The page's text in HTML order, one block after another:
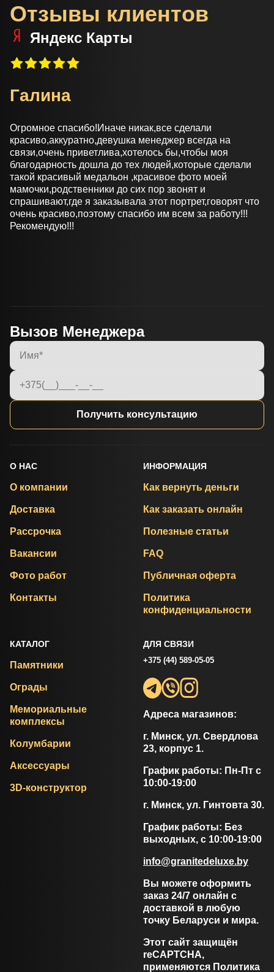
Отзывы клиентов
Яндекс Карты
Галина
Огромное спасибо!Иначе никак,все сделали
красиво,аккуратно,девушка менеджер всегда на
связи,очень приветлива,хотелось бы,чтобы моя
благодарность дошла до тех людей,которые сделали
такой красивый медальон ,красивое фото моей
мамочки,родственники до сих пор звонят и
спрашивают,где я заказывала этот портрет,говорят что
очень красиво,поэтому спасибо им всем за работу!!!
Рекомендую!!!
Вызов Менеджера
Получить консультацию
О НАС
О компании
Доставка
Рассрочка
Вакансии
Фото работ
Контакты
ИНФОРМАЦИЯ
Как вернуть деньги
Как заказать онлайн
Полезные статьи
FAQ
Публичная оферта
Политика
конфиденциальности
КАТАЛОГ
Памятники
Ограды
Мемориальные
комплексы
Колумбарии
Аксессуары
3D-конструктор
ДЛЯ СВЯЗИ
+375 (44) 589-05-05
Адреса магазинов:
г. Минск, ул. Свердлова
23, корпус 1.
График работы: Пн-Пт с
10:00-19:00
г. Минск, ул. Гинтовта 30.
График работы: Без
выходных, с 10:00-19:00
info@granitedeluxe.by
Вы можете оформить
заказ 24/7 онлайн с
доставкой в любую
точку Беларуси и мира.
Этот сайт защищён
reCAPTCHA,
применяются Политика